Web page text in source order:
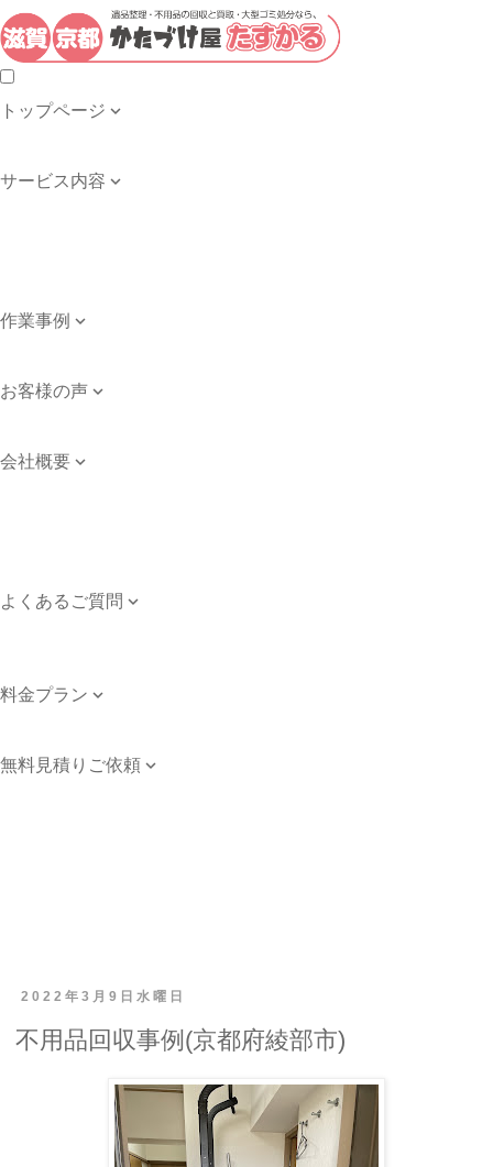
トップページ 
サービス内容 
作業事例 
お客様の声 
会社概要 
よくあるご質問 
料金プラン 
無料見積りご依頼 
2022年3月9日水曜日
不用品回収事例(京都府綾部市)